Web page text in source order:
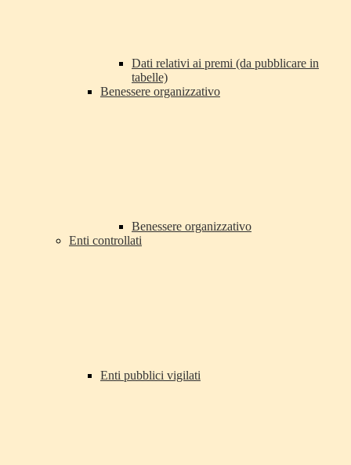
Dati relativi ai premi (da pubblicare in
tabelle)
Benessere organizzativo
Benessere organizzativo
Enti controllati
Enti pubblici vigilati